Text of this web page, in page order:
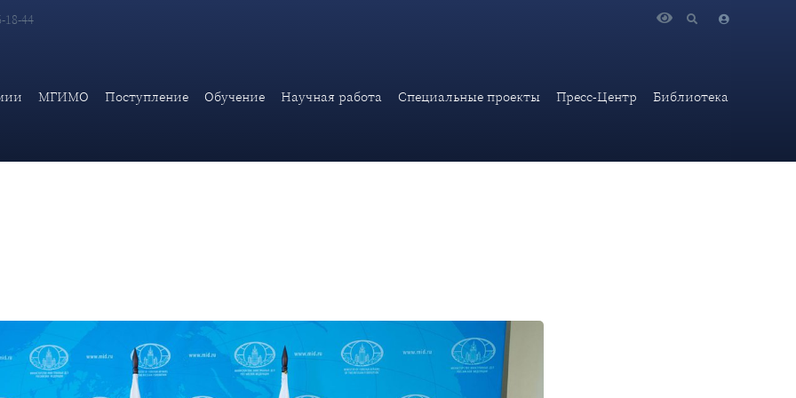
18-44
МГИМО Поступление Обучение Научная работа Специальные проекты Пресс-Центр Библиотека
ИАМП посетили новый корпус Министерства иностранных дел Российской Федерации